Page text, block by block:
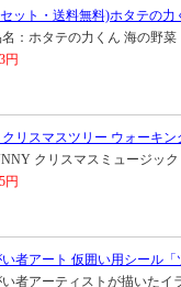
ット・送料無料)ホタテの力
：ホタテの力くん 海の野菜
円
リスマスツリー ウォーキン
クリスマスミュージック
円
者アート 仮囲い用シール「
者アーティストが描いたイ